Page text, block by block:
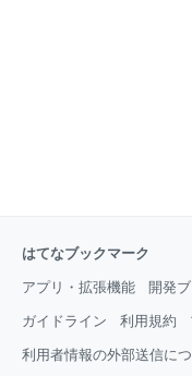
はてなブックマーク
アプリ・拡張機能 開発
ガイドライン 利用規約
利用者情報の外部送信に